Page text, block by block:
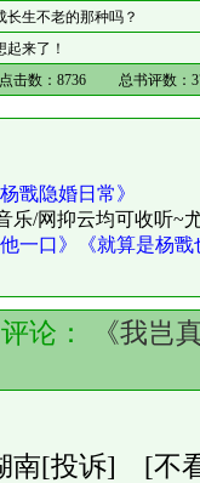
长生不老的那种吗？
起来了！
击数： 8736 总书评数：
戬隐婚日常》
乐/网抑云均可收听~
一口》
《就算是杨
评论：
《我岂
南[投诉] [不